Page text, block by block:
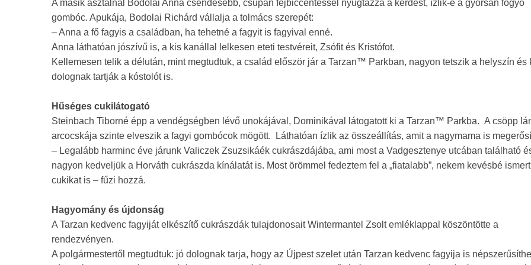
A másik asztalnál Bodolai Anna csendesebb, csupán fejbiccentéssel nyugtázza a kérdést, ízlik-e a gyorsan fogyó
gombóc. Apukája, Bodolai Richárd vállalja a tolmács szerepét:
– Anna a fő fagyis a családban, ha tehetné a fagyit is fagyival enné.
Anna láthatóan jószívű is, a kis kanállal lelkesen eteti testvéreit, Zsófit és Kristófot.
Kellemesen telik a délután, mint megtudtuk, a család először jár a Tarzan™ Parkban, nagyon tetszik a helyszín és
dolognak tartják a kóstolót is.
Hűséges cukilátogató
Steinbach Tiborné épp a vendégségben lévő unokájával, Dominikával látogatott ki a Tarzan™ Parkba. A csöpp
arcocskája szinte elveszik a fagyi gombócok mögött. Láthatóan ízlik az összeállítás, amit a nagymama is
– Legalább harminc éve járunk Valiczek Zsuzsikáék cukrászdájába, ami most a Vadgesztenye utcában található
nagyon kedveljük a Horváth cukrászda kínálatát is. Most örömmel fedeztem fel a „fiatalabb”, nekem kevésbé ismert
cukikat is – fűzi hozzá.
Hagyomány és újdonság
A Tarzan kedvenc fagyiját elkészítő cukrászdák tulajdonosait Wintermantel Zsolt emléklappal köszöntötte a
rendezvényen.
A polgármestertől megtudtuk: jó dolognak tarja, hogy az Újpest szelet után Tarzan kedvenc fagyija is